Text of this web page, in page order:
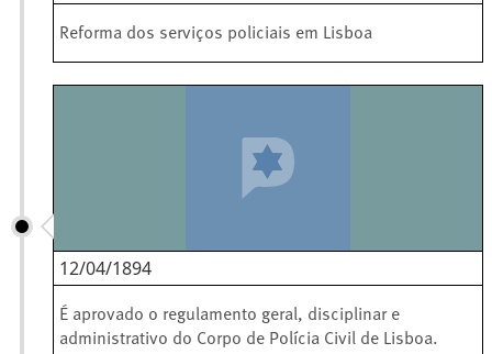
Reforma dos serviços policiais em Lisboa
12/04/1894
É aprovado o regulamento geral, disciplinar e
administrativo do Corpo de Polícia Civil de Lisboa.